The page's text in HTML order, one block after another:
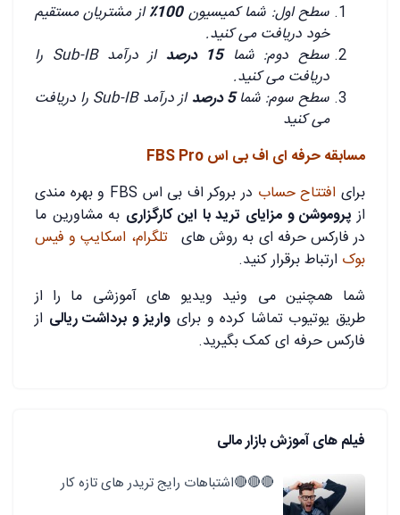
سطح اول: شما کمیسیون100٪ از مشتریان مستقیم
خود دریافت می کنید.
سطح دوم: شما15 درصد
از درآمد Sub-IB را
دریافت می کنید.
سطح سوم: شما5 درصد
از درآمد Sub-IB را دریافت
می کنید
مسابقه حرفه ای اف بی اس FBS Pro
برای افتتاح حساب
در بروکر اف بی اس FBS و بهره مندی
از پروموشن و مزایای ترید با این کارگزاری به مشاورین ما
در فارکس حرفه ای به روش های تلگرام، اسکایپ و فیس
بوک ارتباط برقرار کنید.
شما همچنین می ونید ویدیو های آموزشی ما را از
طریق یوتیوب تماشا کرده و برای واریز و برداشت ریالی از
فارکس حرفه ای کمک بگیرید.
فیلم های آموزش بازار مالی
🔴🔴🔴اشتباهات رایج تریدر های تازه کار